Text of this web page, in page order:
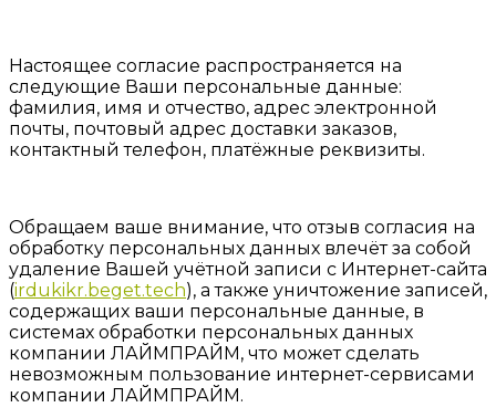
Настоящее согласие распространяется на
следующие Ваши персональные данные:
фамилия, имя и отчество, адрес электронной
почты, почтовый адрес доставки заказов,
контактный телефон, платёжные реквизиты.
Обращаем ваше внимание, что отзыв согласия на
обработку персональных данных влечёт за собой
удаление Вашей учётной записи с Интернет-сайта
(irdukikr.beget.tech), а также уничтожение записей,
содержащих ваши персональные данные, в
системах обработки персональных данных
компании ЛАЙМПРАЙМ, что может сделать
невозможным пользование интернет-сервисами
компании ЛАЙМПРАЙМ.